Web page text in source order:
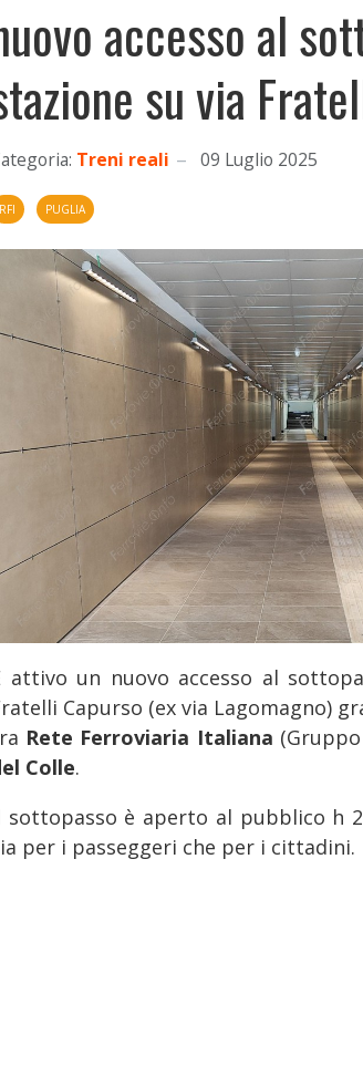
accesso al
su via
Treni reali 09 Luglio 2025
RFI PUGLIA
attivo un nuovo accesso al
Capurso (ex via Lagomagno)
Rete Ferroviaria Italiana
Colle.
sottopasso è aperto al pubblico h
per i passeggeri che per i cittadini.